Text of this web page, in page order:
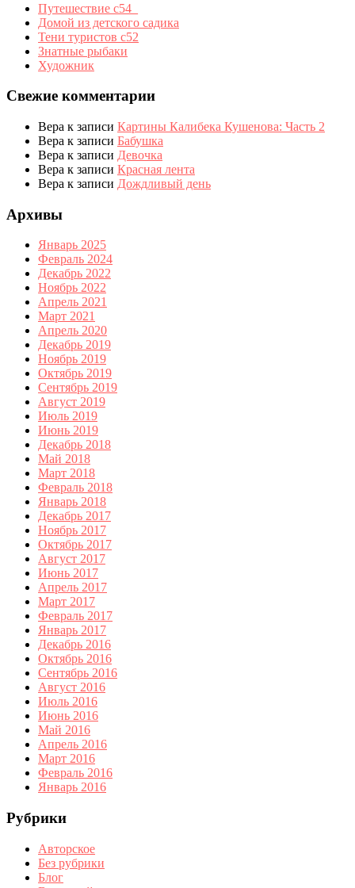
Путешествие с54_
Домой из детского садика
Тени туристов с52
Знатные рыбаки
Художник
Свежие комментарии
Вера к записи Картины Калибека Кушенова: Часть 2
Вера к записи Бабушка
Вера к записи Девочка
Вера к записи Красная лента
Вера к записи Дождливый день
Архивы
Январь 2025
Февраль 2024
Декабрь 2022
Ноябрь 2022
Апрель 2021
Март 2021
Апрель 2020
Декабрь 2019
Ноябрь 2019
Октябрь 2019
Сентябрь 2019
Август 2019
Июль 2019
Июнь 2019
Декабрь 2018
Май 2018
Март 2018
Февраль 2018
Январь 2018
Декабрь 2017
Ноябрь 2017
Октябрь 2017
Август 2017
Июнь 2017
Апрель 2017
Март 2017
Февраль 2017
Январь 2017
Декабрь 2016
Октябрь 2016
Сентябрь 2016
Август 2016
Июль 2016
Июнь 2016
Май 2016
Апрель 2016
Март 2016
Февраль 2016
Январь 2016
Рубрики
Авторское
Без рубрики
Блог